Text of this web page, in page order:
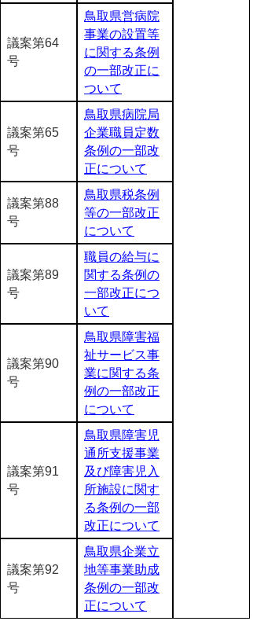
議案第64
号
鳥取県営病院
事業の設置等
に関する条例
の一部改正に
ついて
議案第65
号
鳥取県病院局
企業職員定数
条例の一部改
正について
議案第88
号
鳥取県税条例
等の一部改正
について
議案第89
号
職員の給与に
関する条例の
一部改正につ
いて
議案第90
号
鳥取県障害福
祉サービス事
業に関する条
例の一部改正
について
議案第91
号
鳥取県障害児
通所支援事業
及び障害児入
所施設に関す
る条例の一部
改正について
議案第92
号
鳥取県企業立
地等事業助成
条例の一部改
正について